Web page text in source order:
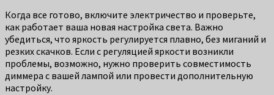
Когда все готово, включите электричество и проверьте,
как работает ваша новая настройка света. Важно
убедиться, что яркость регулируется плавно, без миганий и
резких скачков. Если с регуляцией яркости возникли
проблемы, возможно, нужно проверить совместимость
диммера с вашей лампой или провести дополнительную
настройку.